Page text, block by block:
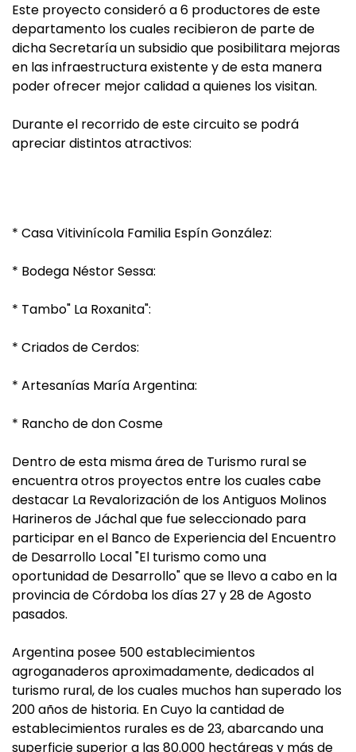
Este proyecto consideró a 6 productores de este
departamento los cuales recibieron de parte de
dicha Secretaría un subsidio que posibilitara mejoras
en las infraestructura existente y de esta manera
poder ofrecer mejor calidad a quienes los visitan.
Durante el recorrido de este circuito se podrá
apreciar distintos atractivos:
* Casa Vitivinícola Familia Espín González:
* Bodega Néstor Sessa:
* Tambo" La Roxanita":
* Criados de Cerdos:
* Artesanías María Argentina:
* Rancho de don Cosme
Dentro de esta misma área de Turismo rural se
encuentra otros proyectos entre los cuales cabe
destacar La Revalorización de los Antiguos Molinos
Harineros de Jáchal que fue seleccionado para
participar en el Banco de Experiencia del Encuentro
de Desarrollo Local "El turismo como una
oportunidad de Desarrollo" que se llevo a cabo en la
provincia de Córdoba los días 27 y 28 de Agosto
pasados.
Argentina posee 500 establecimientos
agroganaderos aproximadamente, dedicados al
turismo rural, de los cuales muchos han superado los
200 años de historia. En Cuyo la cantidad de
establecimientos rurales es de 23, abarcando una
superficie superior a las 80.000 hectáreas y más de